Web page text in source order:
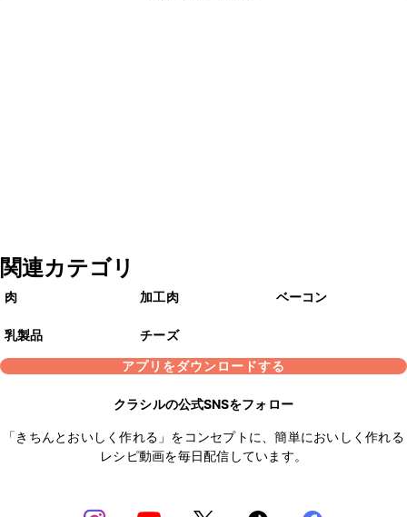
関連カテゴリ
肉 加工肉 ベーコン
乳製品
チーズ
アプリをダウンロードする
クラシルの公式SNSをフォロー
「きちんとおいしく作れる」をコンセプトに、簡単においしく作れる
レシピ動画を毎日配信しています。